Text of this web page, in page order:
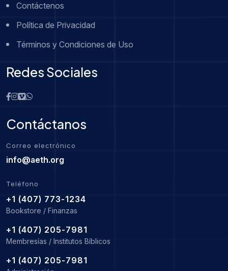
Contáctenos
Política de Privacidad
Términos y Condiciones de Uso
Redes Sociales
Contáctanos
Correo electrónico
info@aeth.org
Teléfono
+1 (407) 773-1234
Bookstore / Finanzas
+1 (407) 205-7981
Membresías / Institutos Bíblicos
+1 (407) 205-7981